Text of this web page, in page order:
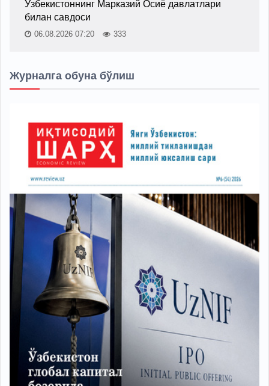
Ўзбекистоннинг Марказий Осиё давлатлари
билан савдоси
06.08.2026 07:20 333
Журналга обуна бўлиш